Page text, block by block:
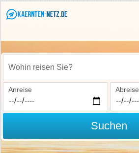
Wohin reisen Sie?
Anreise Abreise
Suchen